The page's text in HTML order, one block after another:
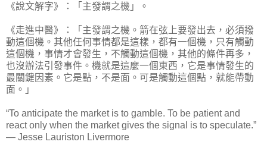
《說文解字》：「主發謂之機」。
《走進中醫》：「主發謂之機。箭在弦上要發出去，必須撥
動這個機。其他任何事情都是這樣，都有一個機，只有觸動
這個機，事情才會發生，不觸動這個機，其他的條件再多，
也沒辦法引發事件。機就是這麼一個東西，它是事情發生的
最關鍵因素。它是點，不是面。可是觸動這個點，就能帶動
面。」
“To anticipate the market is to gamble. To be patient and
react only when the market gives the signal is to speculate.”
— Jesse Lauriston Livermore